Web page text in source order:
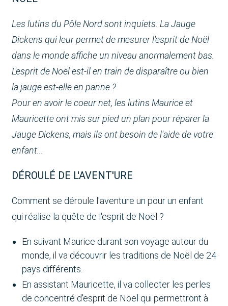
Les lutins du Pôle Nord sont inquiets. La Jauge
Dickens qui leur permet de mesurer l'esprit de Noël
dans le monde affiche un niveau anormalement bas.
L'esprit de Noël est-il en train de disparaître ou bien
la jauge est-elle en panne ?
Pour en avoir le coeur net, les lutins Maurice et
Mauricette ont mis sur pied un plan pour réparer la
Jauge Dickens, mais ils ont besoin de l'aide de votre
enfant...
DÉROULÉ DE L'AVENT'URE
Comment se déroule l'aventure un pour un enfant
qui réalise la quête de l'esprit de Noël ?
En suivant Maurice durant son voyage autour du
monde, il va découvrir les traditions de Noël de 24
pays différents.
En assistant Mauricette, il va collecter les perles
de concentré d'esprit de Noël qui permettront à